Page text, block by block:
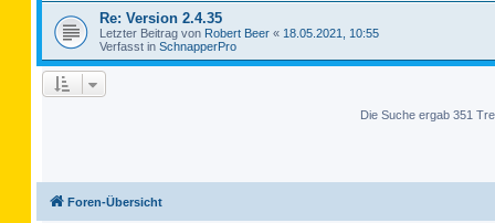
Re: Version 2.4.35
Letzter Beitrag von Robert Beer « 18.05.2021, 10:55
Verfasst in SchnapperPro
Die Suche ergab 351
Foren-Übersicht